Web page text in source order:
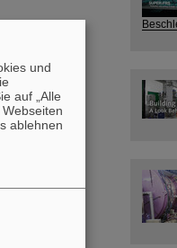
und
auf „Alle
ablehnen